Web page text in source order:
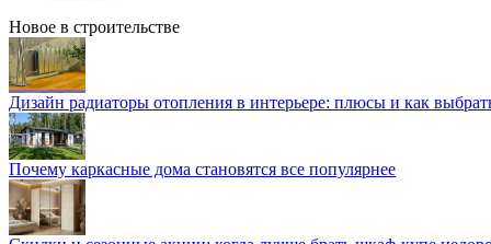
Новое в строительстве
Дизайн радиаторы отопления в интерьере: плюсы и как
Почему каркасные дома становятся все популярнее